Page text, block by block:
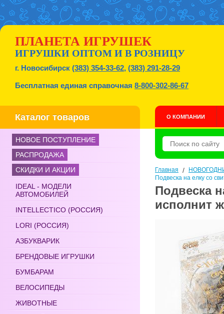
ПЛАНЕТА ИГРУШЕК
ИГРУШКИ ОПТОМ И В РОЗНИЦУ
г. Новосибирск (383) 354-33-62, (383) 291-28-29
Бесплатная единая справочная 8-800-302-86-67
Каталог товаров О КОМПАНИИ
НОВОЕ ПОСТУПЛЕНИЕ
РАСПРОДАЖА
СКИДКИ И АКЦИИ
IDEAL - МОДЕЛИ
АВТОМОБИЛЕЙ
INTELLECTICO (РОССИЯ)
LORI (РОССИЯ)
АЗБУКВАРИК
БРЕНДОВЫЕ ИГРУШКИ
БУМБАРАМ
ВЕЛОСИПЕДЫ
ЖИВОТНЫЕ
Главная /
Подвеска на елку со
Подвеска
исполнит